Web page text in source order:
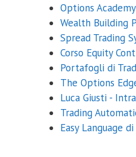
Options
Wealth Building
Spread Trading
Corso Equity
Portafogli di
The Options
Luca Giusti -
Trading
Easy Language